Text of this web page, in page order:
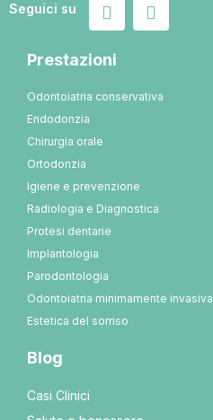
Seguici su
Prestazioni
Odontoiatria conservativa
Endodonzia
Chirurgia orale
Ortodonzia
Igiene e prevenzione
Radiologia e Diagnostica
Protesi dentarie
Implantologia
Parodontologia
Odontoiatria minimamente invasiva
Estetica del sorriso
Blog
Casi Clinici